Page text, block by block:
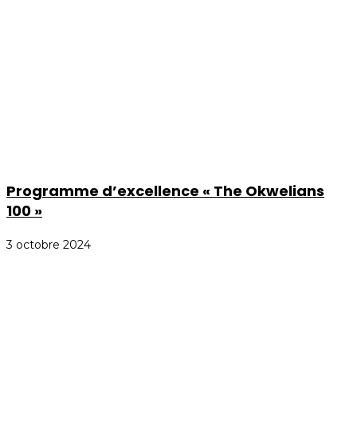
Programme d’excellence « The Okwelians
100 »
3 octobre 2024